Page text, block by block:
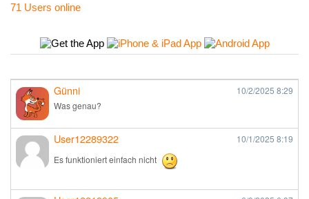
71 Users online
Günni 10/2/2025 8:29
Was genau?
User12289322 10/1/2025 8:19
Es funktioniert einfach nicht